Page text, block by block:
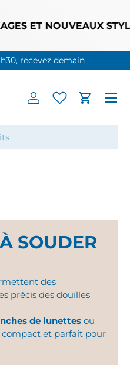
ET NOUVEAUX
recevez demain
Se connecterPanier
Menu
SOUDER
des
précis des douilles
de lunettes ou
compact et parfait pour